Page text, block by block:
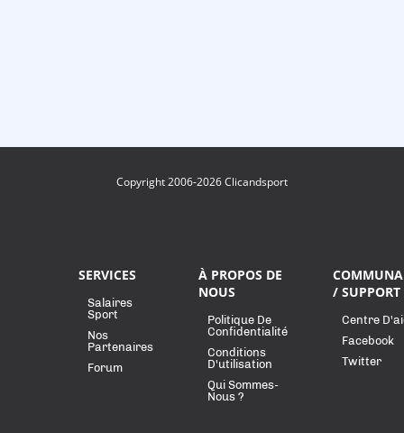
Copyright 2006-2026 Clicandsport
SERVICES
Salaires
Sport
Nos
Partenaires
Forum
À PROPOS DE
NOUS
Politique De
Confidentialité
Conditions
D'utilisation
Qui Sommes-
Nous ?
/ SUPPORT
Centre
Facebook
Twitter